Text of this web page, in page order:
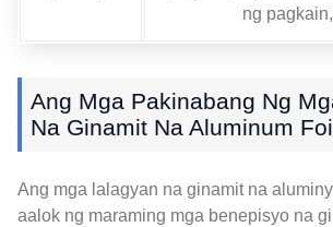
ng
Ang Mga Pakinabang Ng
Na Ginamit Na Aluminum
Ang mga lalagyan na ginamit na
aalok ng maraming mga benepisyo na